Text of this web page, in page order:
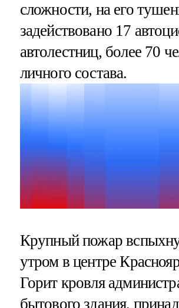
сложности, на его
задействовано 17
автолестниц, более 70
личного состава.
Крупный пожар
утром в центре
Горит кровля
бытового здания,